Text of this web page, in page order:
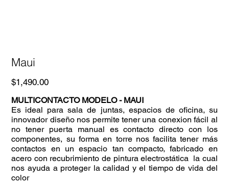
Maui
Precio
$1,490.00
MULTICONTACTO MODELO - MAUI
Es ideal para sala de juntas, espacios de oficina, su
innovador diseño nos permite tener una conexion fácil al
no tener puerta manual es contacto directo con los
componentes, su forma en torre nos facilita tener más
contactos en un espacio tan compacto, fabricado en
acero con recubrimiento de pintura electrostática la cual
nos ayuda a proteger la calidad y el tiempo de vida del
color